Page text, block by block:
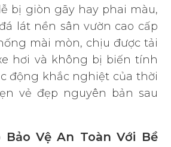
bị giòn gãy hay phai màu,
lát nền sân vườn cao cấp
mài mòn, chịu được tải
hơi và không bị biến tính
động khắc nghiệt của thời
vẻ đẹp nguyên bản sau
Bảo Vệ An Toàn Với Bề